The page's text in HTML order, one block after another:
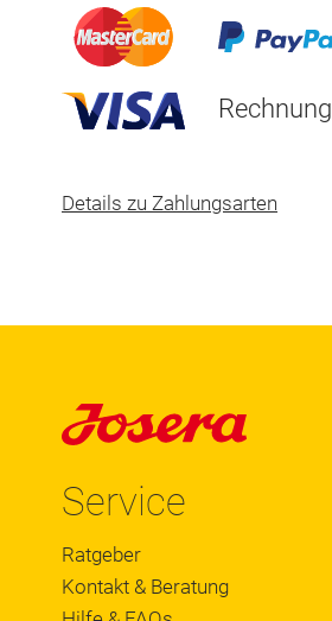
Rechnung
Details zu Zahlungsarten
Service
Ratgeber
Kontakt & Beratung